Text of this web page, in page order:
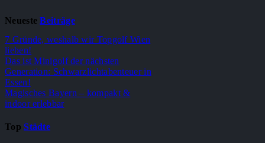
NeuesteBeiträge
7 Gründe, weshalb wir Topgolf Wien
lieben!
Das ist Minigolf der nächsten
Generation: Schwarzlichtabenteuer in
Essen!
Magisches Bayern – kompakt &
indoor erlebbar
TopStädte